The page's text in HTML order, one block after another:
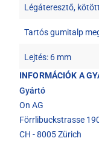
Légáteresztő,
Tartós gumitalp
Lejtés: 6 mm
INFORMÁCIÓK A
Gyártó
On AG
Förrlibuckstrasse
CH - 8005 Zürich